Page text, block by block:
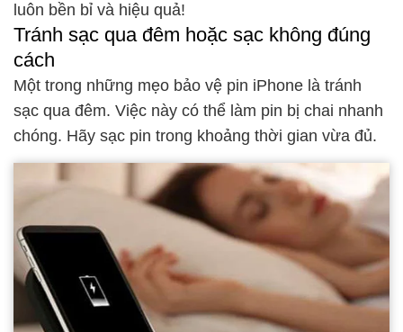
luôn bền bỉ và hiệu quả!
Tránh sạc qua đêm hoặc sạc không đúng
cách
Một trong những mẹo bảo vệ pin iPhone là tránh
sạc qua đêm. Việc này có thể làm pin bị chai nhanh
chóng. Hãy sạc pin trong khoảng thời gian vừa đủ.